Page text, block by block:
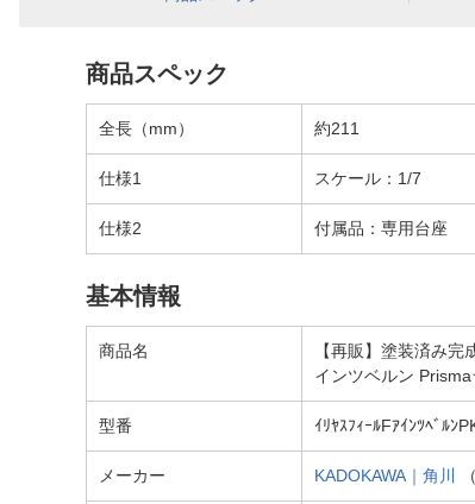
商品スペック
全長（mm） 約211
仕様1 スケール：1/7
仕様2 付属品：専用台座
基本情報
商品名
【再販】塗装済み
インツベルン
型番 ｲﾘﾔｽﾌｨｰﾙFｱｲﾝﾂﾍﾞﾙﾝ
メーカー KADOKAWA｜角川 （